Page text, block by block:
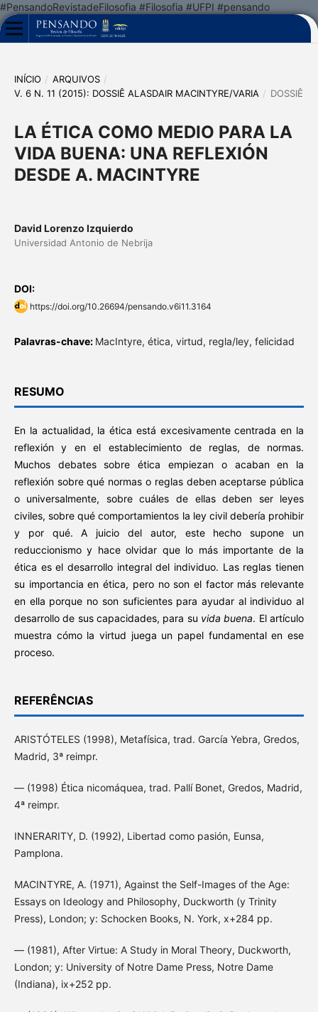
#PensandoRevistadeFilosofia #Filosofia #UFPI #pensando
INÍCIO / ARQUIVOS /
V. 6 N. 11 (2015): DOSSIÊ ALASDAIR MACINTYRE/VARIA / DOSSIÊ
LA ÉTICA COMO MEDIO PARA LA
VIDA BUENA: UNA REFLEXIÓN
DESDE A. MACINTYRE
David Lorenzo Izquierdo
Universidad Antonio de Nebrija
DOI:
https://doi.org/10.26694/pensando.v6i11.3164
Palavras-chave: MacIntyre, ética, virtud, regla/ley, felicidad
RESUMO
En la actualidad, la ética está excesivamente centrada en la
reflexión y en el establecimiento de reglas, de normas.
Muchos debates sobre ética empiezan o acaban en la
reflexión sobre qué normas o reglas deben aceptarse pública
o universalmente, sobre cuáles de ellas deben ser leyes
civiles, sobre qué comportamientos la ley civil debería prohibir
y por qué. A juicio del autor, este hecho supone un
reduccionismo y hace olvidar que lo más importante de la
ética es el desarrollo integral del individuo. Las reglas tienen
su importancia en ética, pero no son el factor más relevante
en ella porque no son suficientes para ayudar al individuo al
desarrollo de sus capacidades, para su vida buena. El artículo
muestra cómo la virtud juega un papel fundamental en ese
proceso.
REFERÊNCIAS
ARISTÓTELES (1998), Metafísica, trad. García Yebra, Gredos,
Madrid, 3ª reimpr.
— (1998) Ética nicomáquea, trad. Pallí Bonet, Gredos, Madrid,
4ª reimpr.
INNERARITY, D. (1992), Libertad como pasión, Eunsa,
Pamplona.
MACINTYRE, A. (1971), Against the Self-Images of the Age:
Essays on Ideology and Philosophy, Duckworth (y Trinity
Press), London; y: Schocken Books, N. York, x+284 pp.
— (1981), After Virtue: A Study in Moral Theory, Duckworth,
London; y: University of Notre Dame Press, Notre Dame
(Indiana), ix+252 pp.